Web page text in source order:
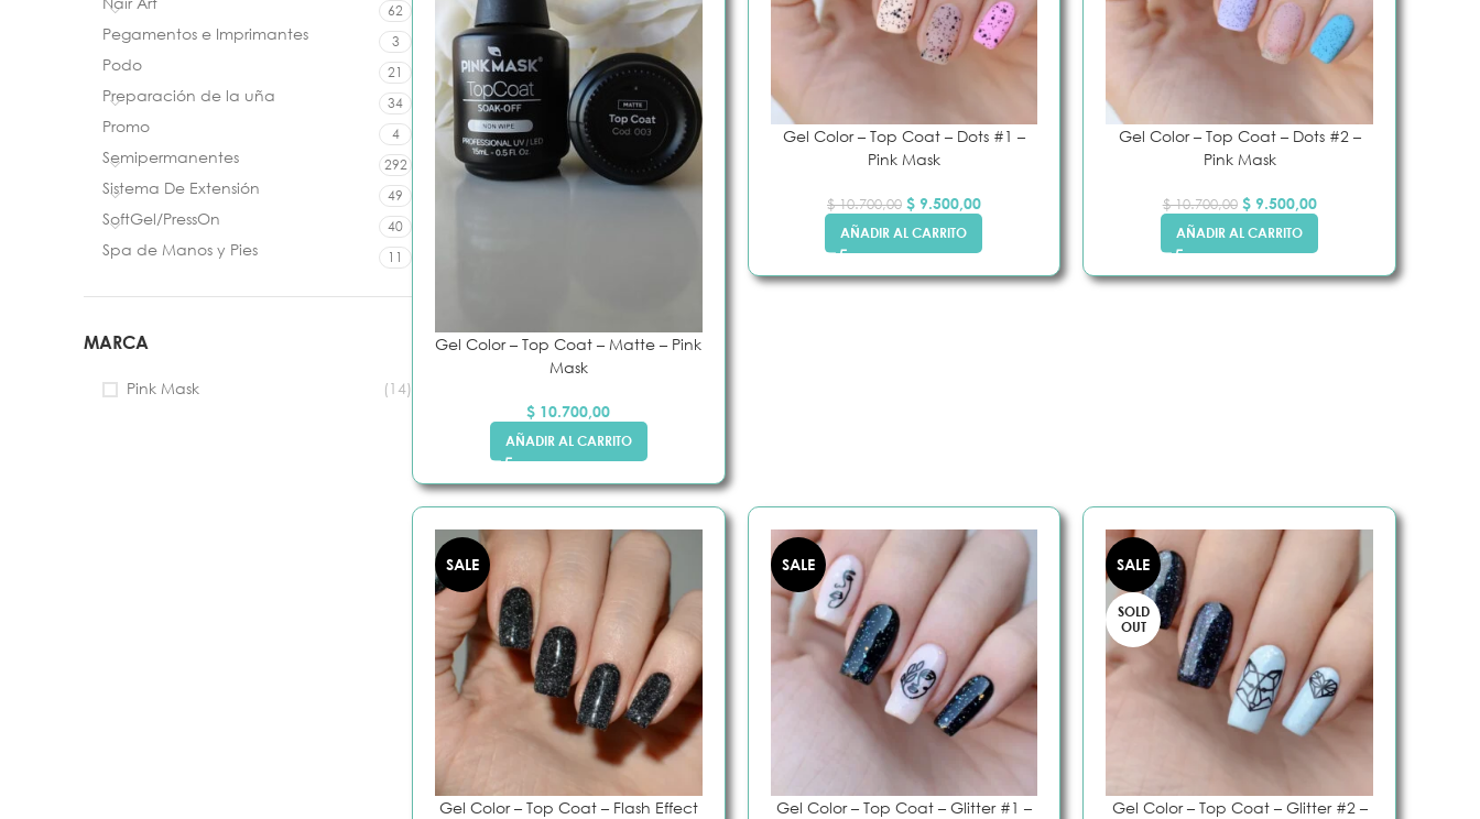
Pegamentos
CUIDADO DE UÑA
Tratamientos
PEGAMENTOS E
SEMIPERMANENTES
Bases Rubber
Bases Coat
- Basicas Bases Coat
- Color Base Coat
Tops Coat
- Basicos
- Con efecto color y/o
textura
Gel Color
- Bompassy
Bompassy
SOFTGEL / PRESSON
Tips
- Almendras
- Stiletto
- Coffin
- Pies
- Round
Apoya Tips y Broches
Pegamentos
NAIR ART
Sellos
Polvos
Gel Paint
- Gel Paint con Efecto
Decoraciones
Pinceles de Nair Art
Esmaltes Stamping
62
Pegamentos e Imprimantes 3
Podo 21
Preparación de la uña 34
Promo 4
Semipermanentes 292
Sistema De Extensión 49
SoftGel/PressOn 40
Spa de Manos y Pies 11
MARCA
Pink Mask (14)
Gel Color – Top Coat – Matte – Pink
Mask
$ 10.700,00
AÑADIR AL CARRITO
Gel Color – Top Coat – Dots #1 –
Pink Mask
$10.700,00 $9.500,00
AÑADIR AL CARRITO
Gel Color – Top Coat – Dots #2 –
Pink Mask
$10.700,00 $9.500,00
AÑADIR AL CARRITO
SALE
Gel Color – Top Coat – Flash Effect
SALE
Gel Color – Top Coat – Glitter #1 –
SALE
SOLD
OUT
Gel Color – Top Coat – Glitter #2 –